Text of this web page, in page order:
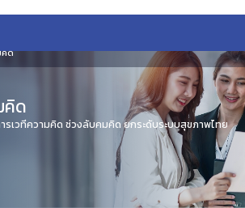
คิด
คิด
รเวทีความคิด ช่วงลับคมคิด ยกระดับระบบสุขภาพไทย